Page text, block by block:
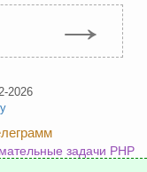
→
2026
задачи PHP